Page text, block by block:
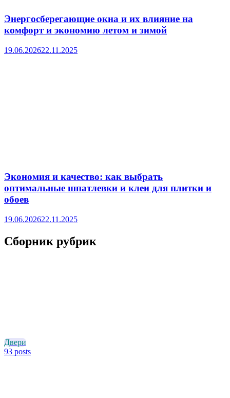
Энергосберегающие окна и их влияние на
комфорт и экономию летом и зимой
19.06.202622.11.2025
Экономия и качество: как выбрать
оптимальные шпатлевки и клеи для плитки и
обоев
19.06.202622.11.2025
Сборник рубрик
Двери
93 posts